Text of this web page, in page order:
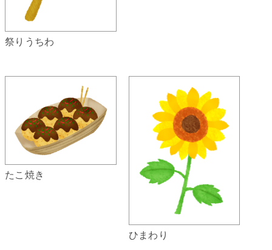
祭りうちわ
たこ焼き
ひまわり